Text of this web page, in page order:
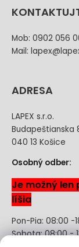
Mob: 0902 056
Mail:
ADRESA
LAPEX s.r.o.
Budapeštianska
040 13 Košice
Osobný odber:
Je možný
líšia
Pon-Pia: 08:00 -
Sobota: 08:00 -